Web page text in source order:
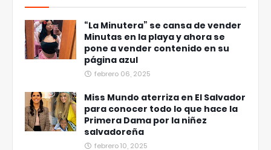
“La Minutera” se cansa de vender
Minutas en la playa y ahora se
pone a vender contenido en su
página azul
febrero 06, 2025
Miss Mundo aterriza en El Salvador
para conocer todo lo que hace la
Primera Dama por la niñez
salvadoreña
febrero 10, 2025